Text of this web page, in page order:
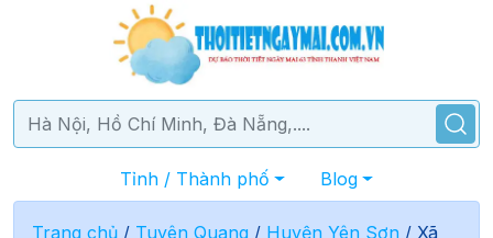
Tỉnh / Thành phố Blog
Trang chủ / Tuyên Quang / Huyện Yên Sơn / Xã